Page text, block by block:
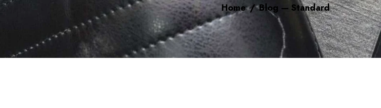
Home Blog — Standard